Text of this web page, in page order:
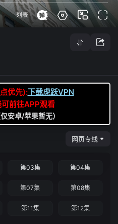
优先):下载虎跃VPN
前往APP观看
安卓/苹果暂无）
网页专线
第03集 第04集
第07集 第08集
第11集 第12集